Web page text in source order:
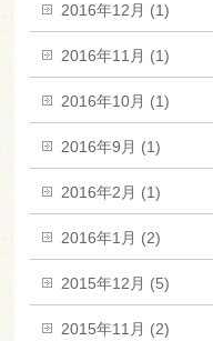
2016年12月 (1)
2016年11月 (1)
2016年10月 (1)
2016年9月 (1)
2016年2月 (1)
2016年1月 (2)
2015年12月 (5)
2015年11月 (2)